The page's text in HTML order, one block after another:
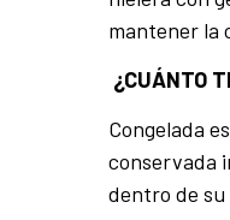
mantener la
¿CUÁNTO
Congelada
conservada
dentro de